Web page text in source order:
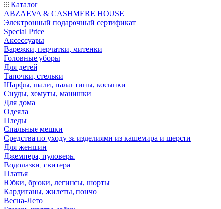
Каталог
ABZAEVA & CASHMERE HOUSE
Электронный подарочный сертификат
Special Price
Аксессуары
Варежки, перчатки, митенки
Головные уборы
Для детей
Тапочки, стельки
Шарфы, шали, палантины, косынки
Снуды, хомуты, манишки
Для дома
Одеяла
Пледы
Спальные мешки
Средства по уходу за изделиями из кашемира и шерсти
Для женщин
Джемпера, пуловеры
Водолазки, свитера
Платья
Юбки, брюки, легинсы, шорты
Кардиганы, жилеты, пончо
Весна-Лето